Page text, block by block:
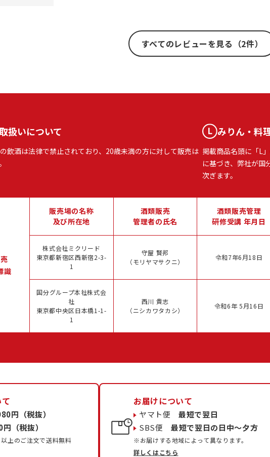
すべてのレビューを見る（2件）
扱いについて
飲酒は法律で禁止されており、20歳未満の方に対して販売は
みりん・料
掲載商品名頭に「L
に基づき、弊社が国
次ぎます。
識
販売場の名称
及び所在地
酒類販売
管理者の氏名
酒類販売管理
研修受講 年月日
株式会社ミクリード
東京都新宿区西新宿2-3-
1
守屋 賢邦
（モリヤマサクニ）
令和7年6月18日
国分グループ本社株式会
社
東京都中央区日本橋1-1-
1
西川 貴志
（ニシカワタカシ）
令和6年 5月16日
円（税抜）
（税抜）
上のご注文で送料無料
お届けについて
ヤマト便最短で翌日
SBS便最短で翌日の日中〜夕方
※お届けする地域によって異なります。
詳しくはこちら